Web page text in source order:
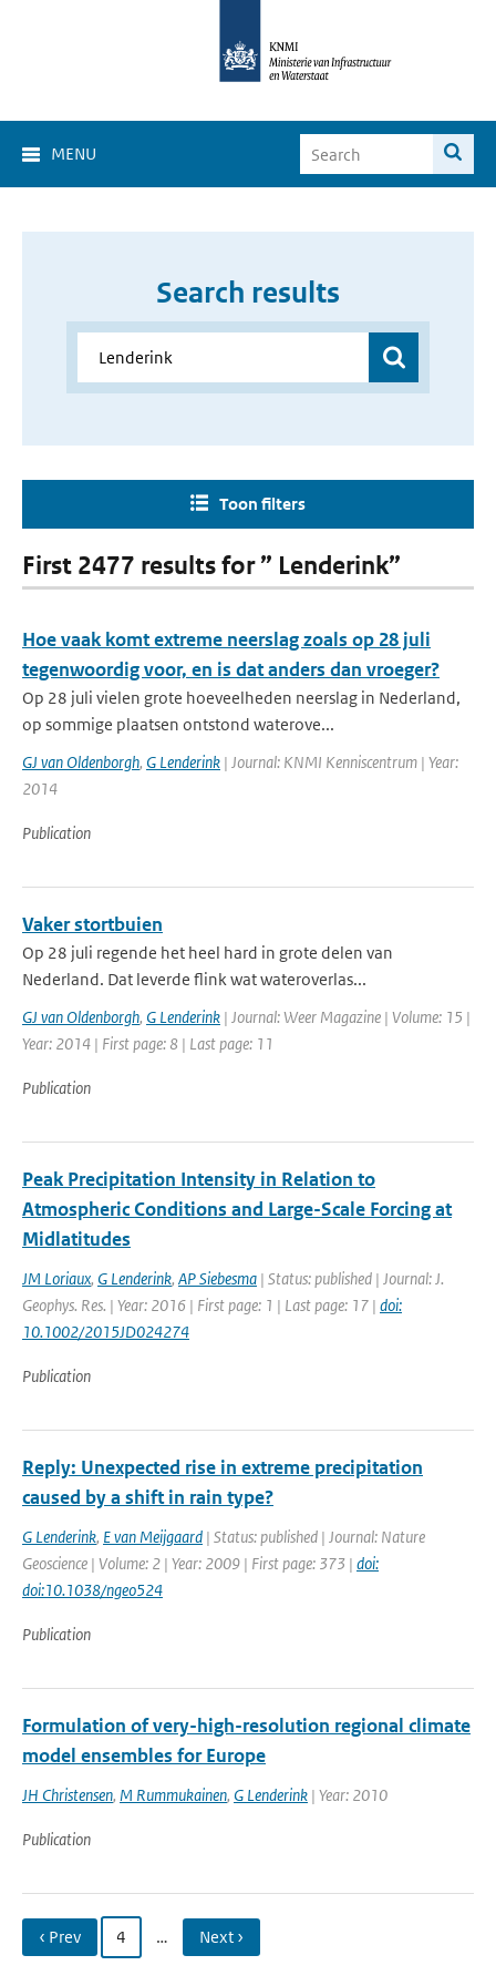
MENU
Search results
Toon filters
First 2477 results for ” Lenderink”
Hoe vaak komt extreme neerslag zoals op 28 juli
tegenwoordig voor, en is dat anders dan vroeger?
Op 28 juli vielen grote hoeveelheden neerslag in Nederland,
op sommige plaatsen ontstond waterove...
GJ van Oldenborgh, G Lenderink | Journal: KNMI Kenniscentrum | Year:
2014
Publication
Vaker stortbuien
Op 28 juli regende het heel hard in grote delen van
Nederland. Dat leverde flink wat wateroverlas...
GJ van Oldenborgh, G Lenderink | Journal: Weer Magazine | Volume: 15 |
Year: 2014 | First page: 8 | Last page: 11
Publication
Peak Precipitation Intensity in Relation to
Atmospheric Conditions and Large-Scale Forcing at
Midlatitudes
JM Loriaux, G Lenderink, AP Siebesma | Status: published | Journal: J.
Geophys. Res. | Year: 2016 | First page: 1 | Last page: 17 | doi:
10.1002/2015JD024274
Publication
Reply: Unexpected rise in extreme precipitation
caused by a shift in rain type?
G Lenderink, E van Meijgaard | Status: published | Journal: Nature
Geoscience | Volume: 2 | Year: 2009 | First page: 373 | doi:
doi:10.1038/ngeo524
Publication
Formulation of very-high-resolution regional climate
model ensembles for Europe
JH Christensen, M Rummukainen, G Lenderink | Year: 2010
Publication
‹ Prev 4 … Next ›